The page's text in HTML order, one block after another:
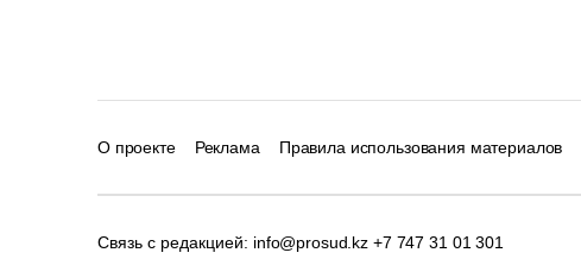
О проекте Реклама Правила использования материалов
Связь с редакцией: info@prosud.kz +7 747 31 01 301